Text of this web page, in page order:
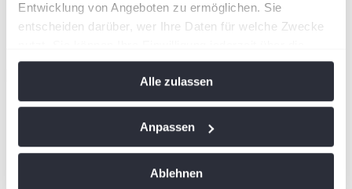
Entwicklung von Angeboten zu ermöglichen. Sie
entscheiden darüber, wer Ihre Daten für welche Zwecke
Cookie-Erklärung oder durch Klicken auf das Privacy
Trigger Symbol ändern oder widerrufen
Wenn Sie es erlauben, würden wir auch gerne:
Alle zulassen
Anpassen
Ablehnen